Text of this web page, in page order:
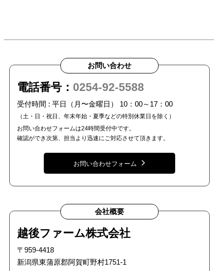
お問い合わせ
電話番号： 0254-92-5588
受付時間 : 平日（月〜金曜日） 10：00～17：00
（土・日・祝日、年末年始・夏季などの特別休業日を除く）
お問い合わせフォームは24時間受付中です。
確認ができ次第、担当より迅速にご対応させて頂きます。
お問い合わせフォーム
会社概要
越後ファーム株式会社
〒959-4418
新潟県東蒲原郡阿賀町野村1751-1